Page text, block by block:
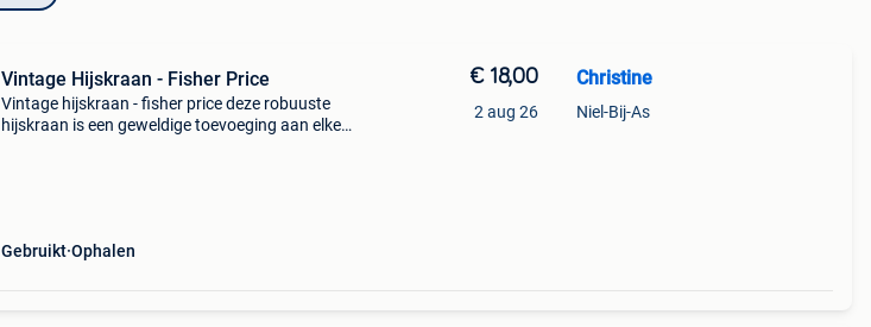
Vintage Hijskraan - Fisher Price
Vintage hijskraan - fisher price deze robuuste
hijskraan is een geweldige toevoeging aan elke
Gebruikt Ophalen
€ 18,00
2 aug 26
Christine
Niel-Bij-As